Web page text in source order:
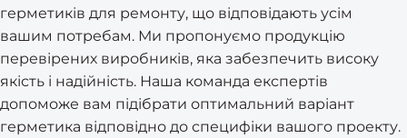
герметиків для ремонту, що відповідають усім
вашим потребам. Ми пропонуємо продукцію
перевірених виробників, яка забезпечить високу
якість і надійність. Наша команда експертів
допоможе вам підібрати оптимальний варіант
герметика відповідно до специфіки вашого проекту.